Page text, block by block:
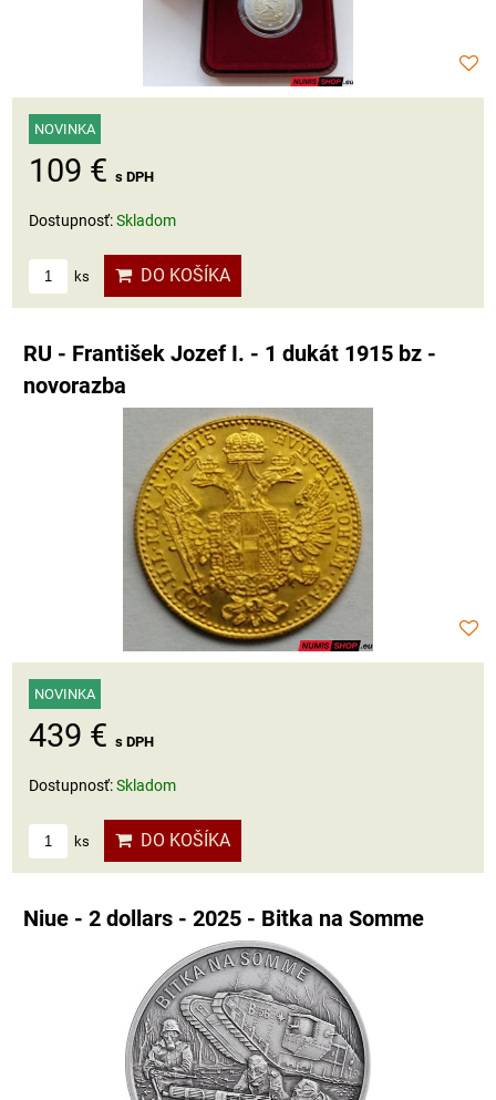
NOVINKA
109 € s DPH
Dostupnosť:Skladom
ks DO KOŠÍKA
RU - František Jozef I. - 1 dukát 1915 bz -
novorazba
NOVINKA
439 € s DPH
Dostupnosť:Skladom
ks DO KOŠÍKA
Niue - 2 dollars - 2025 - Bitka na Somme